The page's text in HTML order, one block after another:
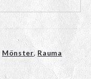
Mönster, Rauma